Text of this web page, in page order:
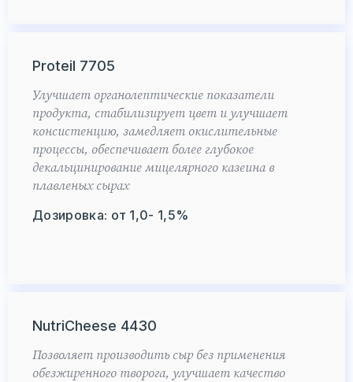
Proteil 7705
Улучшает органолептические показатели
продукта, стабилизирует цвет и улучшает
консистенцию, замедляет окислительные
процессы, обеспечивает более глубокое
декальцинирование мицелярного казеина в
плавленых сырах
Дозировка: от 1,0- 1,5%
NutriCheese 4430
Позволяет производить сыр без применения
обезжиренного творога, улучшает качество